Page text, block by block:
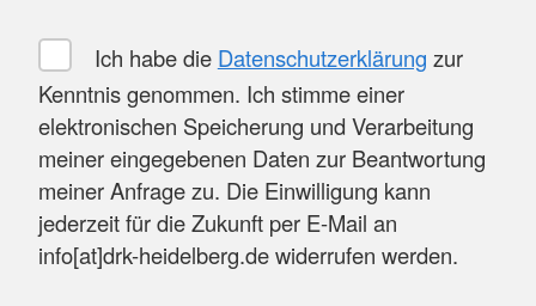
Ich habe die Datenschutzerklärung zur
Kenntnis genommen. Ich stimme einer
elektronischen Speicherung und Verarbeitung
meiner eingegebenen Daten zur Beantwortung
meiner Anfrage zu. Die Einwilligung kann
jederzeit für die Zukunft per E-Mail an
info[at]drk-heidelberg.de widerrufen werden.